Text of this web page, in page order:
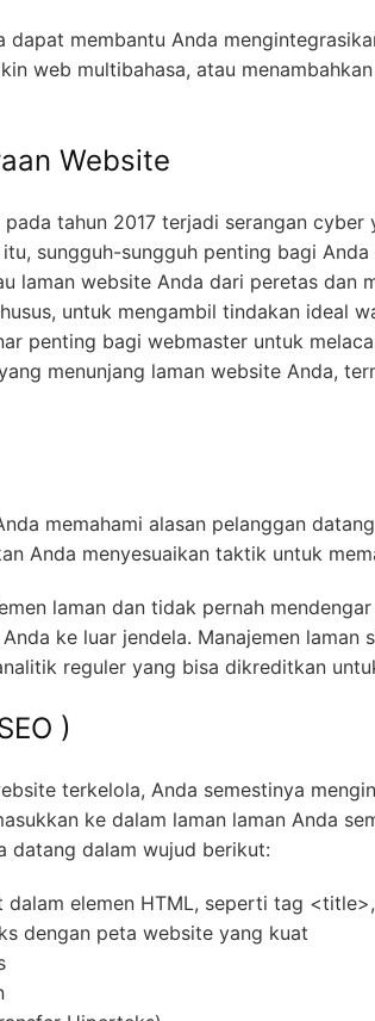
dapat membantu Anda
web multibahasa, atau
Website
tahun 2017 terjadi serangan
sungguh-sungguh penting bagi
laman website Anda dari peretas dan
untuk mengambil tindakan ideal
penting bagi webmaster untuk
menunjang laman website Anda,
memahami alasan pelanggan
Anda menyesuaikan taktik untuk
laman dan tidak pernah
ke luar jendela. Manajemen laman
reguler yang bisa dikreditkan
)
terkelola, Anda semestinya
ke dalam laman laman Anda
datang dalam wujud berikut:
dalam elemen HTML, seperti tag
dengan peta website yang kuat